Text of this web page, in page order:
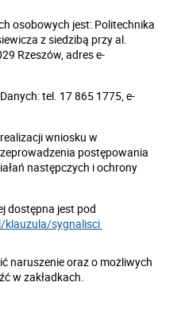
osobowych jest: Politechnika
z siedzibą przy al.
Rzeszów, adres e-
tel. 17 865 1775, e-
wniosku w
postępowania
następczych i ochrony
dostępna jest pod
sygnalisci
naruszenie oraz o możliwych
w zakładkach.